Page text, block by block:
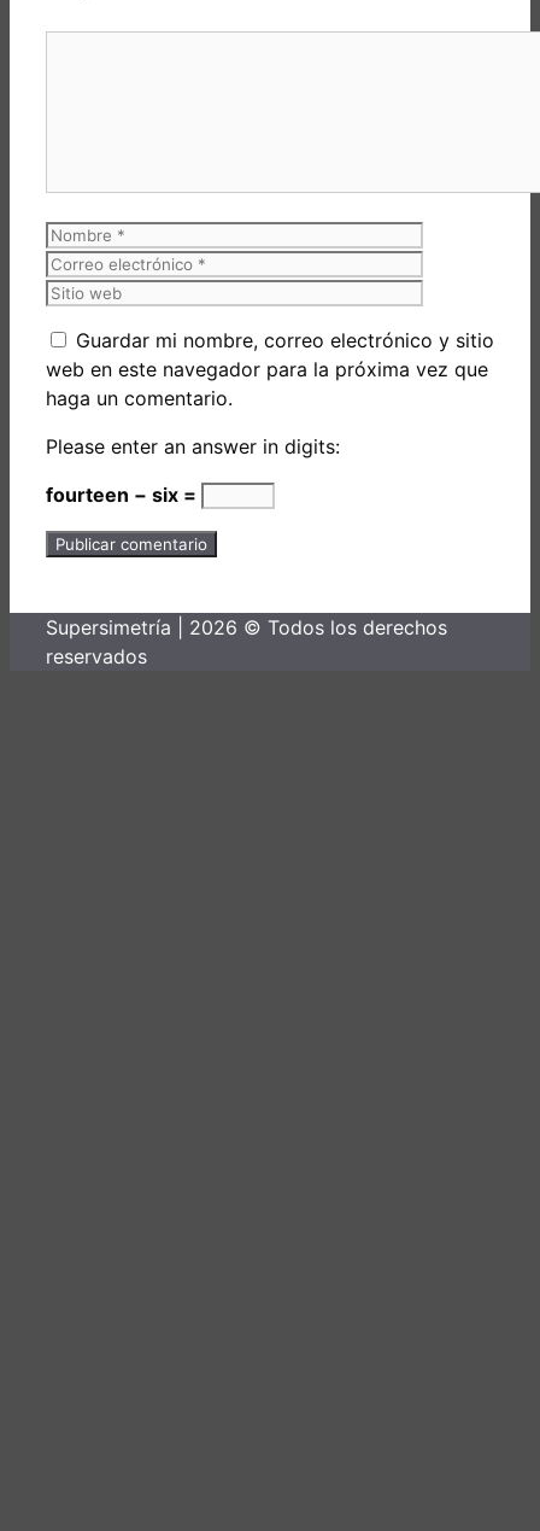
Nombre
Guardar mi nombre, correo electrónico y sitio
web en este navegador para la próxima vez que
haga un comentario.
Please enter an answer in digits:
fourteen − six =
Supersimetría | 2026 © Todos los derechos
reservados